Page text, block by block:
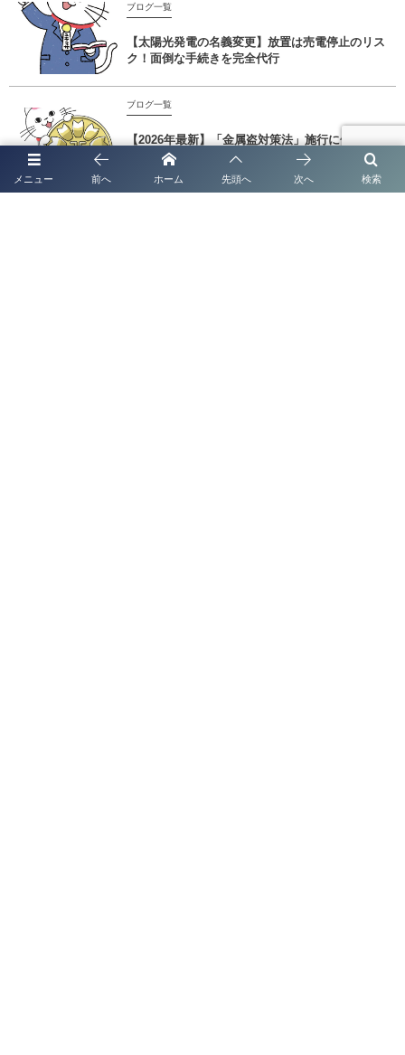
ブログ一覧
【太陽光発電の名義変更】放置は売電停止のリス
ク！面倒な手続きを完全代行
ブログ一覧
【2026年最新】「金属盗対策法」施行に伴う特定
金属くず買受業の届出とは？認定経営革新等支援
メニュー 検索
前へ ホーム 先頭へ 次へ